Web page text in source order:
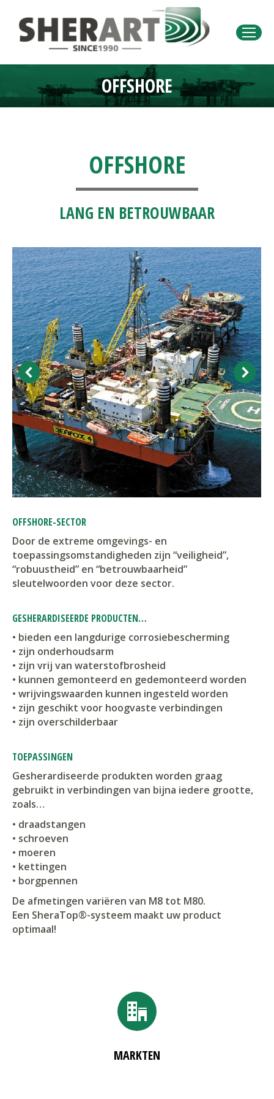
OFFSHORE
Je bent hier:
OFFSHORE
LANG EN BETROUWBAAR
OFFSHORE-SECTOR
Door de extreme omgevings- en
toepassingsomstandigheden zijn “veiligheid”,
“robuustheid” en “betrouwbaarheid”
sleutelwoorden voor deze sector.
GESHERARDISEERDE PRODUCTEN…
• bieden een langdurige corrosiebescherming
• zijn onderhoudsarm
• zijn vrij van waterstofbrosheid
• kunnen gemonteerd en gedemonteerd worden
• wrijvingswaarden kunnen ingesteld worden
• zijn geschikt voor hoogvaste verbindingen
• zijn overschilderbaar
TOEPASSINGEN
Gesherardiseerde produkten worden graag
gebruikt in verbindingen van bijna iedere grootte,
zoals…
• draadstangen
• schroeven
• moeren
• kettingen
• borgpennen
De afmetingen variëren van M8 tot M80.
Een SheraTop®-systeem maakt uw product
optimaal!
MARKTEN